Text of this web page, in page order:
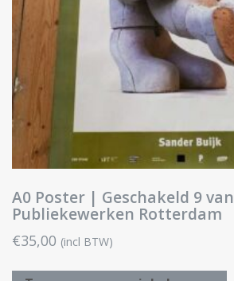
A0 Poster | Geschakeld 9 van
Publiekewerken Rotterdam
€35,00 (incl BTW)